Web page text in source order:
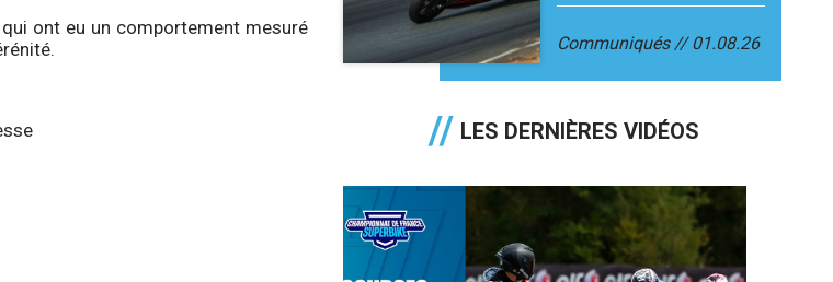
ont eu un comportement mesuré
Communiqués 01.08.26
LES DERNIÈRES VIDÉOS